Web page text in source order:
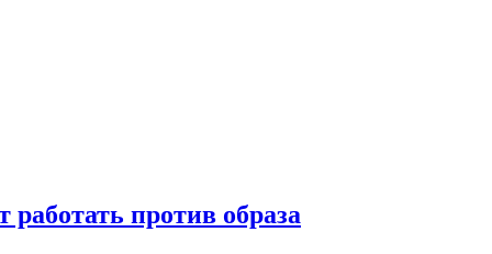
против образа